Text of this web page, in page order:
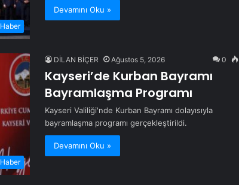
Haber
Devamını Oku »
Haber
DİLAN BİÇER Ağustos 5, 2026 0
Kayseri’de Kurban Bayramı
Bayramlaşma Programı
Kayseri Valiliği'nde Kurban Bayramı dolayısıyla
bayramlaşma programı gerçekleştirildi.
Devamını Oku »